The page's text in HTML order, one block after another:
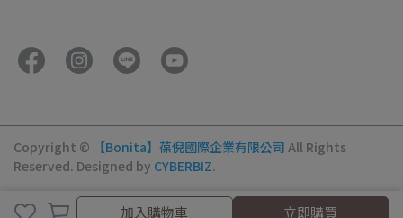
加入購物車
加入購物車 立即購買
Copyright © 【Bonita】葆倪國際企業有限公司 All Rights
Reserved. Designed by CYBERBIZ.